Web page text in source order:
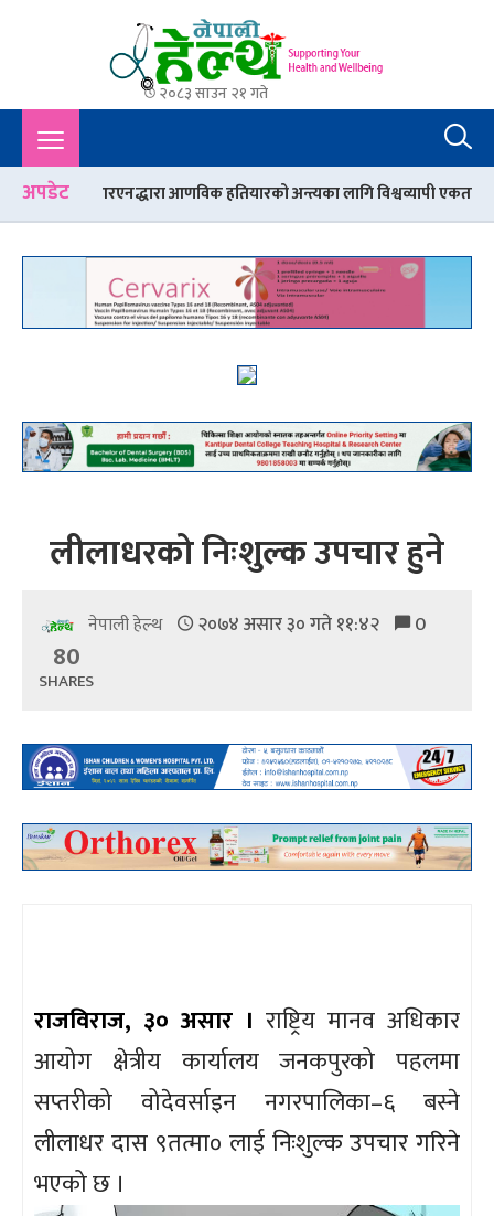
Nepali Health
A Complete Health News Portal From Nepal : Article, Tips,
Sex, Beauty, Policy, Interview, International Health, Nepal
Health,
२०८३ साउन २१ गते
अपडेटआणविक हतियारको अन्त्यका लागि विश्वव्यापी एकताको आह्वान
लीलाधरको निःशुल्क उपचार हुने
नेपाली हेल्थ २०७४ असार ३० गते ११:४२ 0
80
SHARES
राजविराज, ३० असार । राष्ट्रिय मानव अधिकार
आयोग क्षेत्रीय कार्यालय जनकपुरको पहलमा
सप्तरीको वोदेवर्साइन नगरपालिका–६ बस्ने
लीलाधर दास ९तत्मा० लाई निःशुल्क उपचार गरिने
भएको छ ।